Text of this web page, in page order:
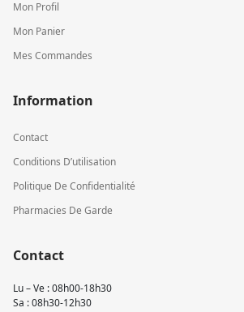
Mon Profil
Mon Panier
Mes Commandes
Information
Contact
Conditions D’utilisation
Politique De Confidentialité
Pharmacies De Garde
Contact
Lu – Ve : 08h00-18h30
Sa : 08h30-12h30